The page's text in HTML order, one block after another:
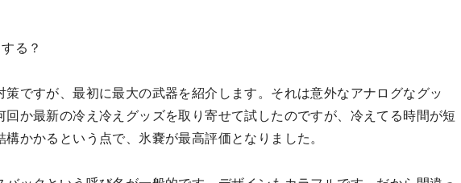
る？
策ですが、最初に最大の武器を紹介します。それは意外なアナログなグッ
回か最新の冷え冷えグッズを取り寄せて試したのですが、冷えてる時間が短
構かかるという点で、氷嚢が最高評価となりました。